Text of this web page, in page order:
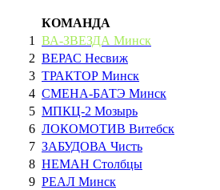
КОМАНДА
1
ВА-ЗВЕЗДА Минск
2 ВЕРАС Несвиж
3 ТРАКТОР Минск
4 СМЕНА-БАТЭ Минск
5 МПКЦ-2 Мозырь
6 ЛОКОМОТИВ Витебск
7 ЗАБУДОВА Чисть
8 НЕМАН Столбцы
9 РЕАЛ Минск